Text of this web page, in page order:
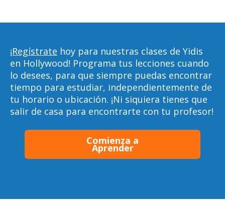
¡Regístrate hoy para nuestras clases de Yidis
en Hollywood! Programa tus lecciones cuando
lo desees, para que siempre puedas encontrar
tiempo para estudiar, independientemente de
tu horario o ubicación. ¡Ni siquiera tienes que
salir de casa para encontrarte con tu profesor!
Comienza a
Aprender